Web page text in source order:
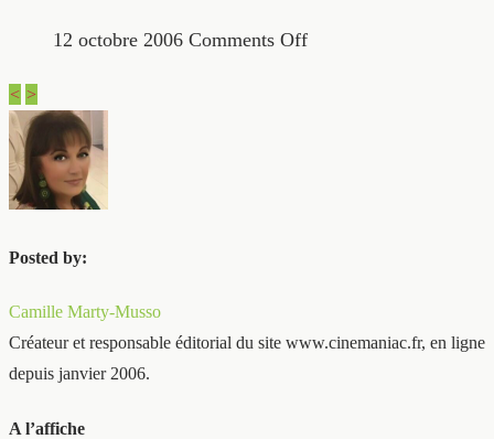
12 octobre 2006 Comments Off
< >
Posted by:
Camille Marty-Musso
Créateur et responsable éditorial du site www.cinemaniac.fr, en ligne
depuis janvier 2006.
A l’affiche